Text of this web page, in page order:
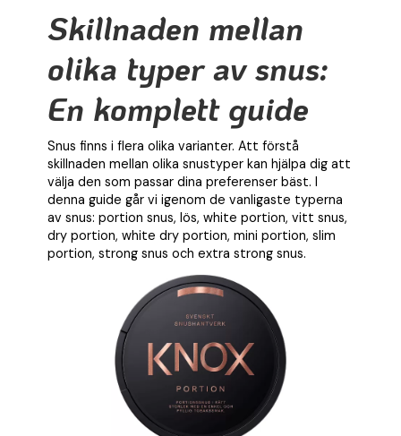
Skillnaden mellan
olika typer av snus:
En komplett guide
Snus finns i flera olika varianter. Att förstå
skillnaden mellan olika snustyper kan hjälpa dig att
välja den som passar dina preferenser bäst. I
denna guide går vi igenom de vanligaste typerna
av snus: portion snus, lös, white portion, vitt snus,
dry portion, white dry portion, mini portion, slim
portion, strong snus och extra strong snus.